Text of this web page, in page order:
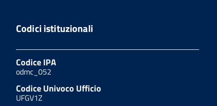
Codici istituzionali
Codice IPA
odmc_052
Codice Univoco Ufficio
UFGV1Z